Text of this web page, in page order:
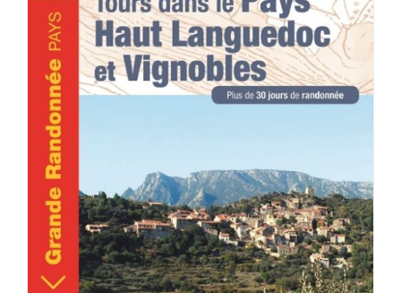
ACHETER LE PRODUIT / DÉTAILS